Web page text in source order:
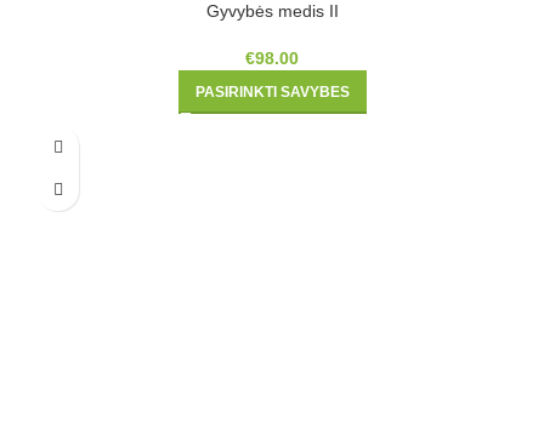
Gyvybės medis II
€98.00
PASIRINKTI SAVYBES